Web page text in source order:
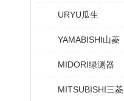
URYU瓜生
YAMABISHI山菱
MIDORI绿测器
MITSUBISHI三菱